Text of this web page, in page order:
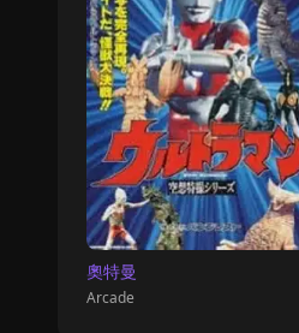
奧特曼
Arcade